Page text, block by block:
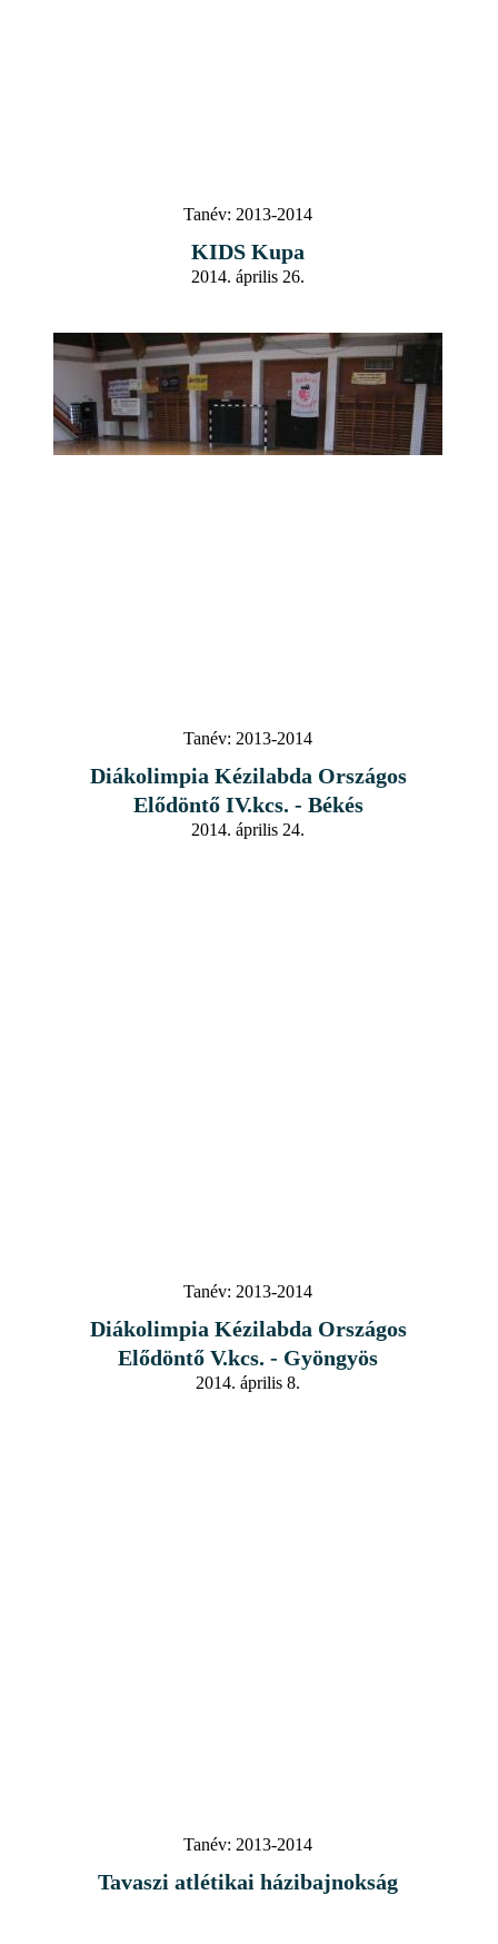
Tanév: 2013-2014
KIDS Kupa
2014. április 26.
Tanév: 2013-2014
Diákolimpia Kézilabda Országos
Elődöntő IV.kcs. - Békés
2014. április 24.
Tanév: 2013-2014
Diákolimpia Kézilabda Országos
Elődöntő V.kcs. - Gyöngyös
2014. április 8.
Tanév: 2013-2014
Tavaszi atlétikai házibajnokság